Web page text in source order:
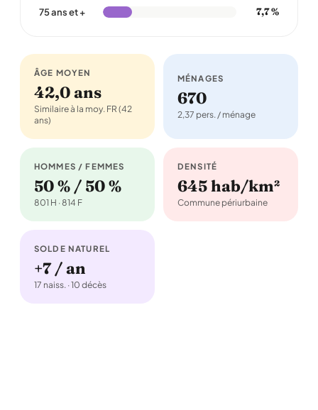
75 ans et + 7,7 %
ÂGE MOYEN
42,0 ans
Similaire à la moy. FR (42
ans)
MÉNAGES
670
2,37 pers. / ménage
HOMMES / FEMMES
50 % / 50 %
801 H · 814 F
DENSITÉ
645 hab/km²
Commune périurbaine
SOLDE NATUREL
+7 / an
17 naiss. · 10 décès